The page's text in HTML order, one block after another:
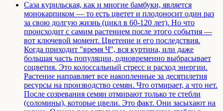
Саза курильская, как и многие бамбуки, является
монокарпиком — то есть цветет и плодоносит один раз
за свою долгую жизнь (цикл в 60-120 лет). Но что
происходит с самим растением после этого события —
вот ключевой момент. Цветение и его последствия.
Когда приходит "время Ч", вся куртина, или даже
большая часть популяции, одновременно выбрасывает
соцветия. Это колоссальный стресс и расход энергии.
Растение направляет все накопленные за десятилетия
ресурсы на производство семян. Что отмирает, а что нет.
После созревания семян отмирают только те стебли
(соломины), которые цвели. Это факт. Они засыхают на